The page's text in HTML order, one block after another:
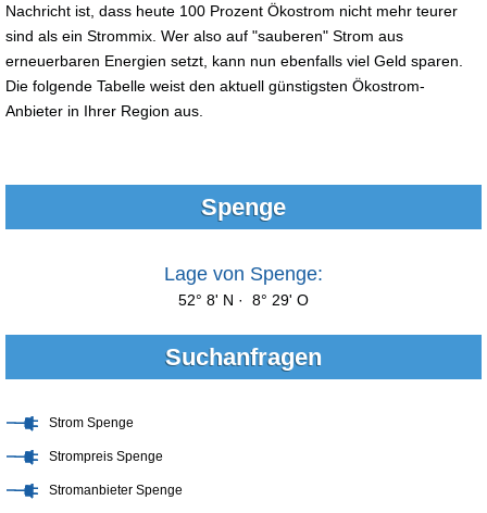
Nachricht ist, dass heute 100 Prozent Ökostrom nicht mehr teurer
sind als ein Strommix. Wer also auf "sauberen" Strom aus
erneuerbaren Energien setzt, kann nun ebenfalls viel Geld sparen.
Die folgende Tabelle weist den aktuell günstigsten Ökostrom-
Anbieter in Ihrer Region aus.
Spenge
Lage von Spenge:
52° 8' N · 8° 29' O
Suchanfragen
Strom Spenge
Strompreis Spenge
Stromanbieter Spenge